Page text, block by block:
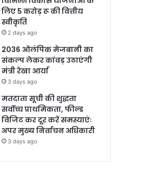
लिए 5 करोड़ रू की वित्तीय
स्वीकृति
2 days ago
2036 ओलंपिक मेजबानी का
संकल्प लेकर कांवड़ उठाएंगी
मंत्री रेखा आर्या
3 days ago
मतदाता सूची की शुद्धता
सर्वोच्च प्राथमिकता, फील्ड
विजिट कर दूर करें समस्याएंः
अपर मुख्य निर्वाचन अधिकारी
3 days ago